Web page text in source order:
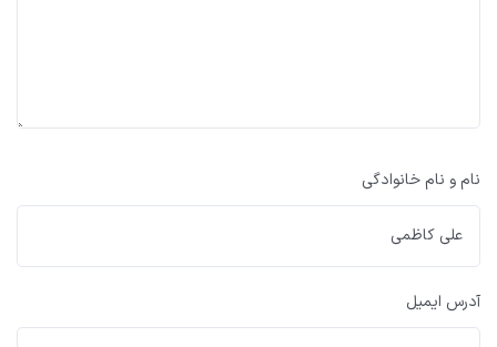
نام و نام خانوادگی
آدرس ایمیل